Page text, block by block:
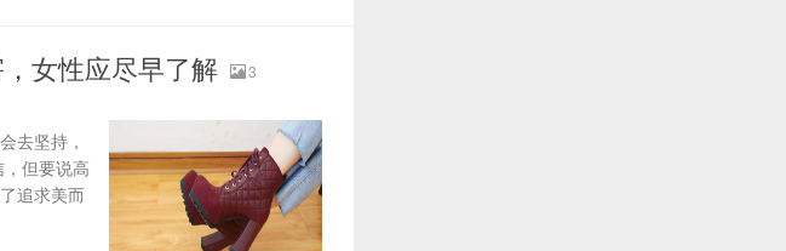
女性应尽早了解
3
去坚持，
但要说高
追求美而